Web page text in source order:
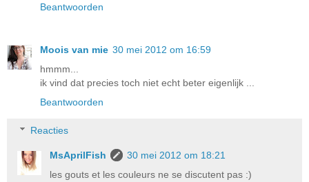
Beantwoorden
Moois van mie 30 mei 2012 om 16:59
hmmm...
ik vind dat precies toch niet echt beter eigenlijk ...
Beantwoorden
Reacties
MsAprilFish
30 mei 2012 om 18:21
les gouts et les couleurs ne se discutent pas :)